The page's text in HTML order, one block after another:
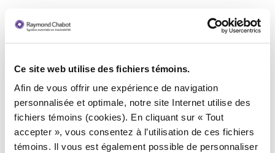
Ce site web utilise des fichiers témoins.
Afin de vous offrir une expérience de navigation
personnalisée et optimale, notre site Internet utilise des
fichiers témoins (cookies). En cliquant sur « Tout
accepter », vous consentez à l’utilisation de ces fichiers
témoins. Il vous est également possible de personnaliser
Syndic responsable du dossier